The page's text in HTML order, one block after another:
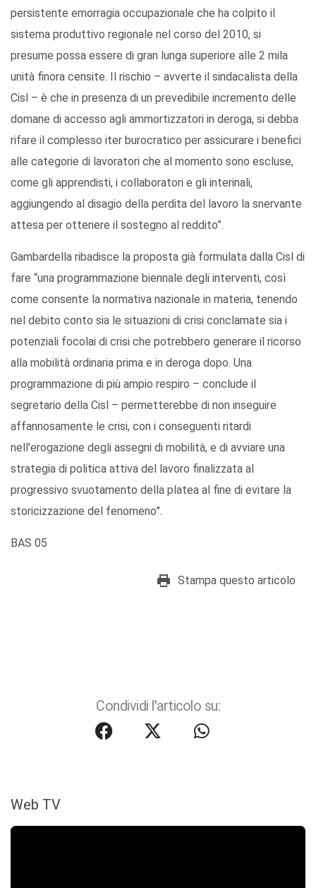
persistente emorragia occupazionale che ha colpito il
sistema produttivo regionale nel corso del 2010, si
presume possa essere di gran lunga superiore alle 2 mila
unità finora censite. Il rischio – avverte il sindacalista della
Cisl – è che in presenza di un prevedibile incremento delle
domane di accesso agli ammortizzatori in deroga, si debba
rifare il complesso iter burocratico per assicurare i benefici
alle categorie di lavoratori che al momento sono escluse,
come gli apprendisti, i collaboratori e gli interinali,
aggiungendo al disagio della perdita del lavoro la snervante
attesa per ottenere il sostegno al reddito”.
Gambardella ribadisce la proposta già formulata dalla Cisl di
fare “una programmazione biennale degli interventi, così
come consente la normativa nazionale in materia, tenendo
nel debito conto sia le situazioni di crisi conclamate sia i
potenziali focolai di crisi che potrebbero generare il ricorso
alla mobilità ordinaria prima e in deroga dopo. Una
programmazione di più ampio respiro – conclude il
segretario della Cisl – permetterebbe di non inseguire
affannosamente le crisi, con i conseguenti ritardi
nell'erogazione degli assegni di mobilità, e di avviare una
strategia di politica attiva del lavoro finalizzata al
progressivo svuotamento della platea al fine di evitare la
storicizzazione del fenomeno”.
BAS 05
Stampa questo articolo
Condividi l'articolo su:
Web TV